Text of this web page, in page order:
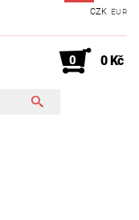
CZK EUR
0 0 Kč